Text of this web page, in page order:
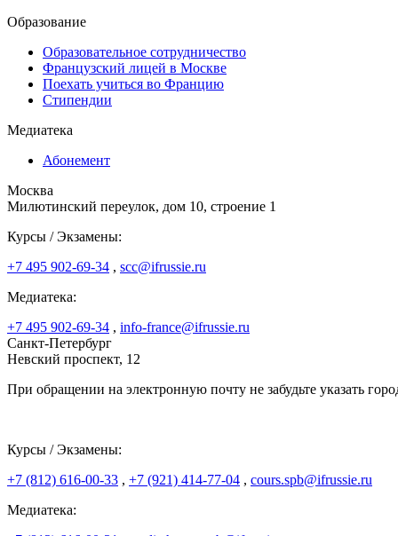
Образование
Образовательное сотрудничество
Французский лицей в Москве
Поехать учиться во Францию
Стипендии
Медиатека
Абонемент
Москва
Милютинский переулок, дом 10, строение 1
Курсы / Экзамены:
+7 495 902-69-34 , scc@ifrussie.ru
Медиатека:
+7 495 902-69-34 , info-france@ifrussie.ru
Санкт-Петербург
Невский проспект, 12
При обращении на электронную почту не забудьте указать
Курсы / Экзамены:
+7 (812) 616-00-33 , +7 (921) 414-77-04 , cours.spb@ifrussie.ru
Медиатека: